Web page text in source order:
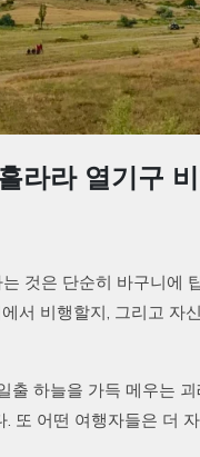
라라 열기구
것은 단순히 바구니에
서 비행할지, 그리고
출 하늘을 가득 메우는
또 어떤 여행자들은 더